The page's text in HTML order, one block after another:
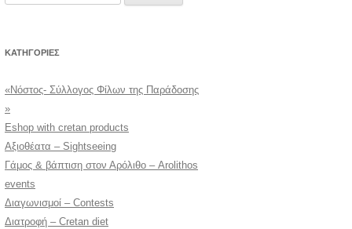
KΑΤΗΓΟΡΊΕΣ
«Νόστος- Σύλλογος Φίλων της Παράδοσης
»
Eshop with cretan products
Αξιοθέατα – Sightseeing
Γάμος & βάπτιση στον Αρόλιθο – Arolithos
events
Διαγωνισμοί – Contests
Διατροφή – Cretan diet